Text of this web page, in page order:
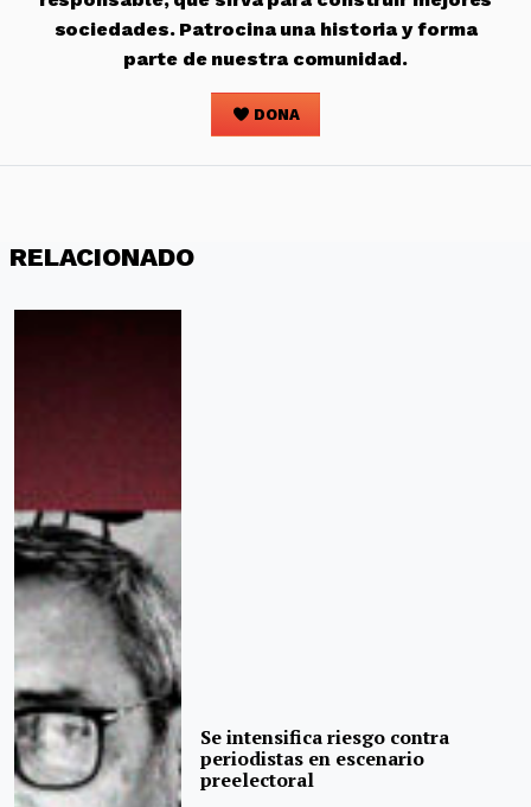
sociedades. Patrocina una historia y forma
parte de nuestra comunidad.
DONA
RELACIONADO
Se intensifica riesgo contra
periodistas en escenario
preelectoral